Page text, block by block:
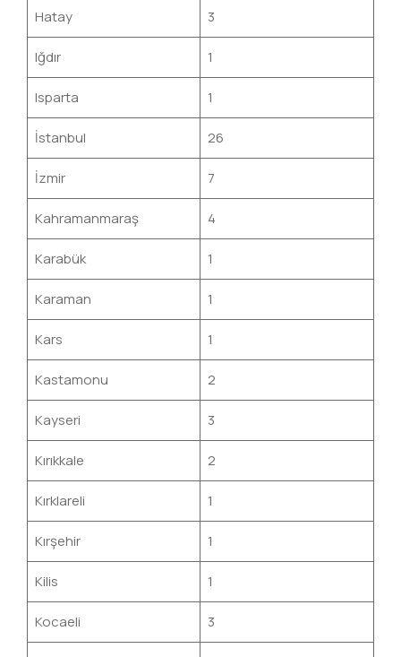
Hatay 3
Iğdır 1
Isparta 1
İstanbul 26
İzmir 7
Kahramanmaraş 4
Karabük 1
Karaman 1
Kars 1
Kastamonu 2
Kayseri 3
Kırıkkale 2
Kırklareli 1
Kırşehir 1
Kilis 1
Kocaeli 3